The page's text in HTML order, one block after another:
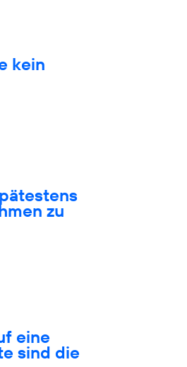
kein
zu
eine
sind die